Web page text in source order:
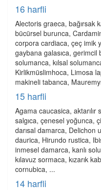
16 harfli
Alectoris graeca, bağırsak
bücürsel burunca,
corpora cardiaca, çeç imik
gaybana galasıca, gerimcil
solumanca, kılsal
Kirlikmüslimhoca, Limosa
makineli tabanca,
15 harfli
Agama caucasica, aktarılır
salgıca, çenesel yoğunca,
darısal damarca, Delichon
daurica, Hirundo rustica,
inmesel damarca, kanlı
kılavuz sormaca, kızarık
cornubica, ...
14 harfli